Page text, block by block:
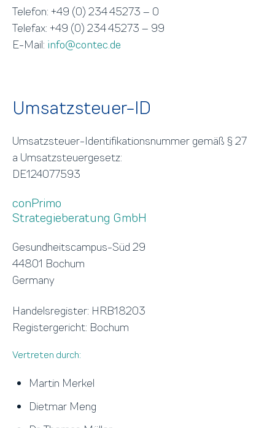
Telefon: +49 (0) 234 45273 – 0
Telefax: +49 (0) 234 45273 – 99
E-Mail: info@contec.de
Umsatzsteuer-ID
Umsatzsteuer-Identifikationsnummer gemäß § 27
a Umsatzsteuergesetz:
DE124077593
conPrimo
Strategie­beratung GmbH
Gesundheits­campus-Süd 29
44801 Bochum
Germany
Handelsregister: HRB18203
Registergericht: Bochum
Vertreten durch:
Martin Merkel
Dietmar Meng